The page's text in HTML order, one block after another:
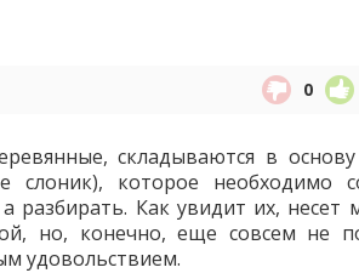
0
складываются в
которое необходимо
Как увидит их, несет
но, конечно, еще совсем не
удовольствием.